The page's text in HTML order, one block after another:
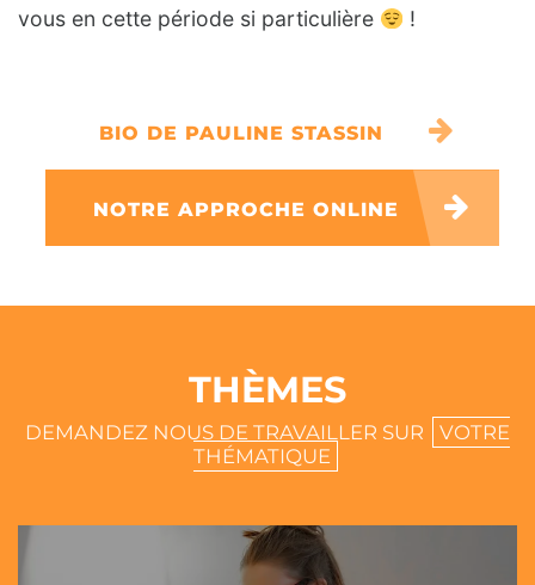
vous en cette période si particulière
!
BIO DE PAULINE STASSIN
NOTRE APPROCHE ONLINE
THÈMES
DEMANDEZ NOUS DE TRAVAILLER SUR
VOTRE
THÉMATIQUE